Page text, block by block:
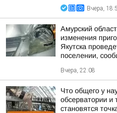
Вчера,
Амурский
изменения
Якутска
поселении,
Вчера, 22:08
Что общего у
обсерватории и
становятся